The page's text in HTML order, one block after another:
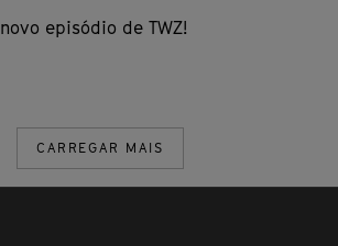
episódio de TWZ!
CARREGAR MAIS